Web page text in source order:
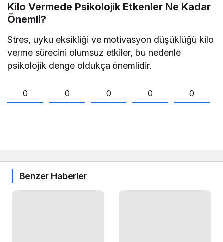
Kilo Vermede Psikolojik Etkenler Ne Kadar
Önemli?
Stres, uyku eksikliği ve motivasyon düşüklüğü kilo
verme sürecini olumsuz etkiler, bu nedenle
psikolojik denge oldukça önemlidir.
0 0 0 0 0